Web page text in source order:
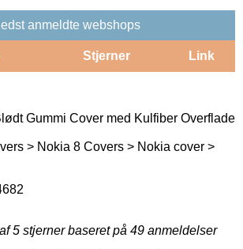
anmeldte webshops
Stjerner Link
Gummi Cover med Kulfiber Overflade
> Nokia 8 Covers > Nokia cover >
5 stjerner baseret på 49 anmeldelser